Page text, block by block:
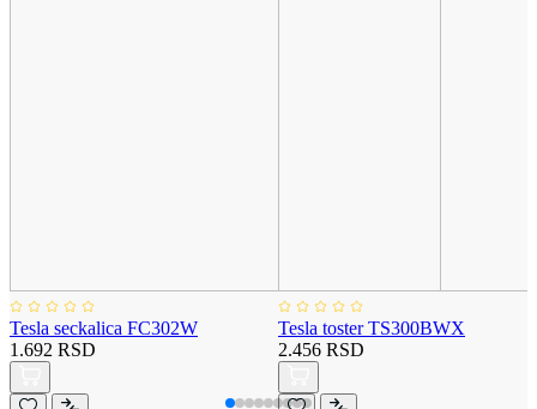
Tesla seckalica FC302W
1.692 RSD
Tesla toster TS300BWX
2.456 RSD